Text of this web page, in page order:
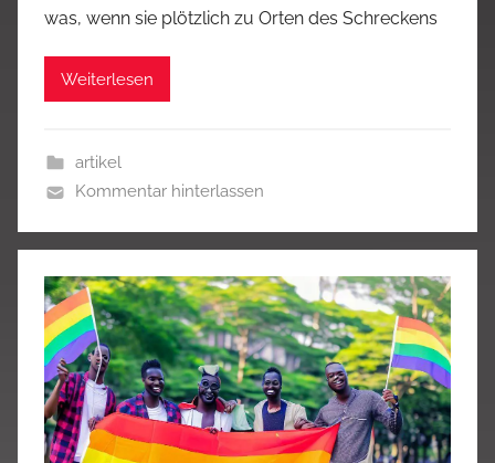
was, wenn sie plötzlich zu Orten des Schreckens
Weiterlesen
artikel
Kommentar hinterlassen